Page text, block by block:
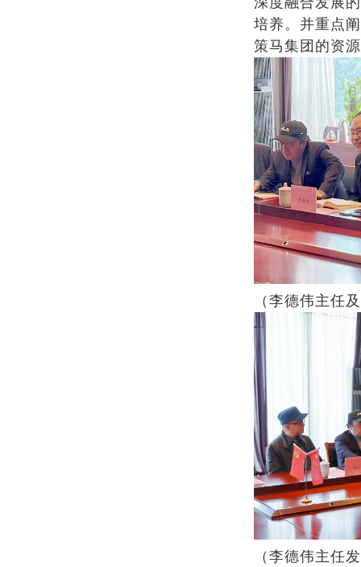
培养。并重点
策马集团的资
（李德伟主任
（李德伟主任